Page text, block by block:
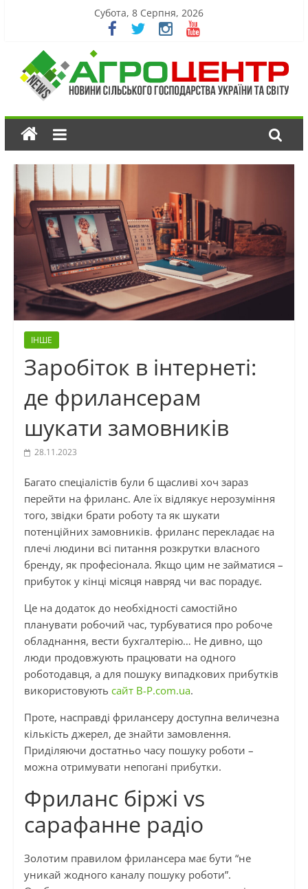
Субота, 8 Серпня, 2026
ІНШЕ
Заробіток в інтернеті:
де фрилансерам
шукати замовників
28.11.2023
Багато спеціалістів були б щасливі хоч зараз
перейти на фриланс. Але їх відлякує нерозуміння
того, звідки брати роботу та як шукати
потенційних замовників. фриланс перекладає на
плечі людини всі питання розкрутки власного
бренду, як професіонала. Якщо цим не займатися –
прибуток у кінці місяця навряд чи вас порадує.
Це на додаток до необхідності самостійно
планувати робочий час, турбуватися про робоче
обладнання, вести бухгалтерію… Не дивно, що
люди продовжують працювати на одного
роботодавця, а для пошуку випадкових прибутків
використовують cайт B-P.com.ua.
Проте, насправді фрилансеру доступна величезна
кількість джерел, де знайти замовлення.
Приділяючи достатньо часу пошуку роботи –
можна отримувати непогані прибутки.
Фриланс біржі vs
сарафанне радіо
Золотим правилом фрилансера має бути “не
уникай жодного каналу пошуку роботи”.